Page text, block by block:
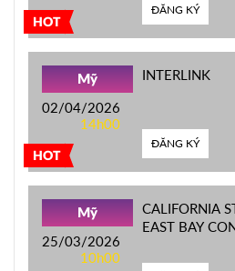
HOT
ĐĂNG KÝ
HOT
Mỹ
02/04/2026
14h00
INTERLINK
ĐĂNG KÝ
Mỹ
25/03/2026
10h00
CALIFORNIA
EAST BAY